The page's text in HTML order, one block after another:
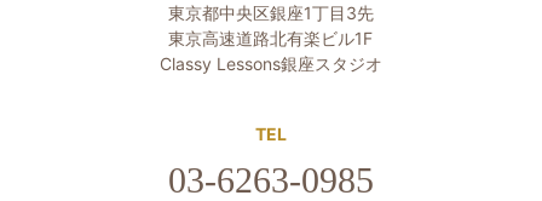
東京都中央区銀座1丁目3先
東京高速道路北有楽ビル1F
Classy Lessons銀座スタジオ
TEL
03-6263-0985